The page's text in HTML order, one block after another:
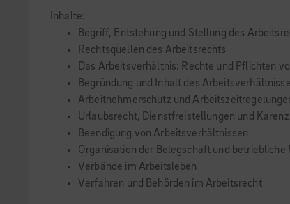
Inhalte:
Begriff, Entstehung und Stellung des
Rechtsquellen des Arbeitsrechts
Das Arbeitsverhältnis: Rechte und Pflichten
Begründung und Inhalt des
Arbeitnehmerschutz und
Urlaubsrecht, Dienstfreistellungen und
Beendigung von Arbeitsverhältnissen
Organisation der Belegschaft und
Verbände im Arbeitsleben
Verfahren und Behörden im Arbeitsrecht